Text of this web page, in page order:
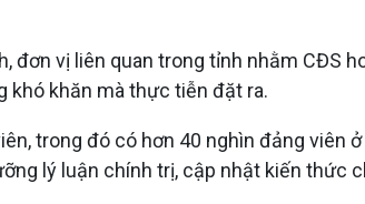
vị liên quan trong tỉnh nhằm CĐS
khó khăn mà thực tiễn đặt ra.
trong đó có hơn 40 nghìn đảng viên
lý luận chính trị, cập nhật kiến thức